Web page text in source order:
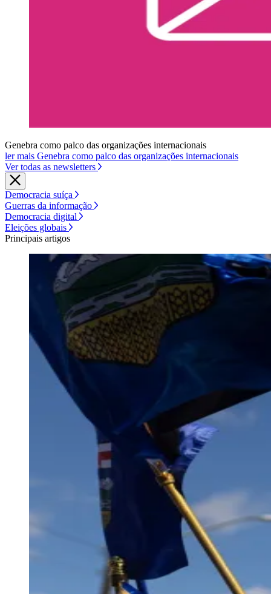
Genebra como palco das organizações internacionais
ler mais Genebra como palco das organizações internacionais
Ver todas as newsletters
Democracia suíça
Guerras da informação
Democracia digital
Eleições globais
Principais artigos